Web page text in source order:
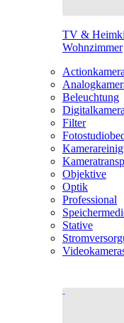
TV &
Wohnzimmer
Beleuchtung
Filter
Objektive
Optik
Professional
Stative